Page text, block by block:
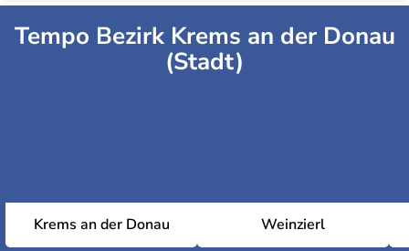
Tempo Bezirk Krems an der Donau
(Stadt)
Krems an der Donau Weinzierl